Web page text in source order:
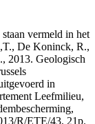
vermeld in het
De Koninck, R.,
2013. Geologisch
in
Leefmilieu,
R/ETE/43, 21p.